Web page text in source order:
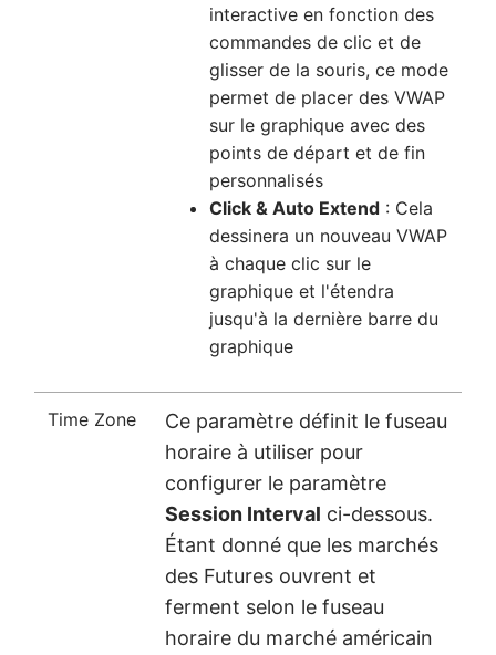
interactive en fonction des
commandes de clic et de
glisser de la souris, ce mode
permet de placer des VWAP
sur le graphique avec des
points de départ et de fin
personnalisés
Click & Auto Extend : Cela
dessinera un nouveau VWAP
à chaque clic sur le
graphique et l'étendra
jusqu'à la dernière barre du
graphique
Time Zone
Ce paramètre définit le fuseau
horaire à utiliser pour
configurer le paramètre
Session Interval ci-dessous.
Étant donné que les marchés
des Futures ouvrent et
ferment selon le fuseau
horaire du marché américain